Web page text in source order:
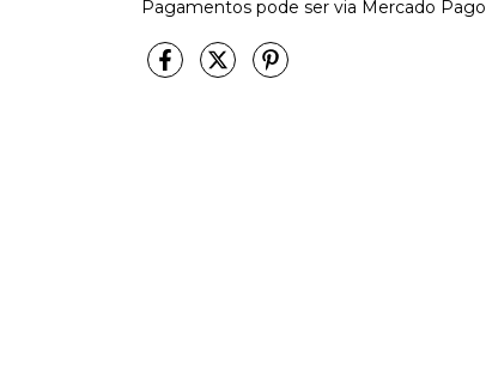
Pagamentos pode ser via Mercado Pago